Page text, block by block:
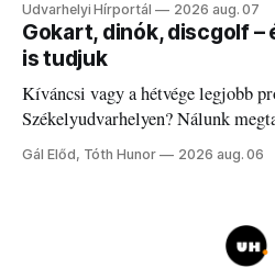
Udvarhelyi Hírportál 2026 aug. 07
Gokart, dinók, discgolf –
is tudjuk
Kíváncsi vagy a hétvége legjobb
Székelyudvarhelyen? Nálunk
a fogaddal, a fogorvosi ügyeletet is!
Gál Előd, Tóth Hunor 2026 aug. 06